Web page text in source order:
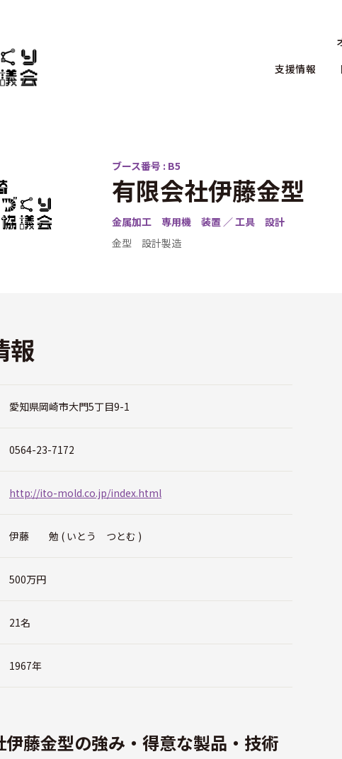
支援情報
ブース番号 : B5
有限会社伊藤金型
金属加工 専用機 装置 ／ 工具 設計
金型 設計製造
報
愛知県岡崎市大門5丁目9-1
0564-23-7172
http://ito-mold.co.jp/index.html
伊藤 勉 ( いとう つとむ )
500万円
21名
1967年
伊藤金型の強み・得意な製品・技術